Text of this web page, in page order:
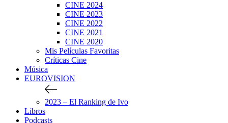
CINE 2024
CINE 2023
CINE 2022
CINE 2021
CINE 2020
Mis Películas Favoritas
Críticas Cine
Música
EUROVISION
2023 – El Ranking de Ivo
Libros
Podcasts